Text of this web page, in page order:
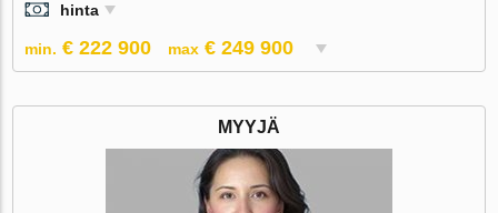
hinta
min. € 222 900 max € 249 900
MYYJÄ